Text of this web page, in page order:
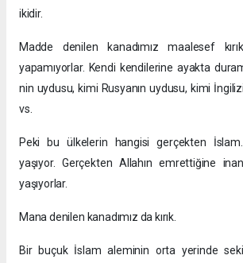
ikidir.
Madde denilen kanadımız maalesef
yapamıyorlar. Kendi kendilerine ayakta
nin uydusu, kimi Rusyanın uydusu, kimi
vs.
Peki bu ülkelerin hangisi gerçekten
yaşıyor. Gerçekten Allahın emrettiğine
yaşıyorlar.
Mana denilen kanadımız da kırık.
Bir buçuk İslam aleminin orta yerinde